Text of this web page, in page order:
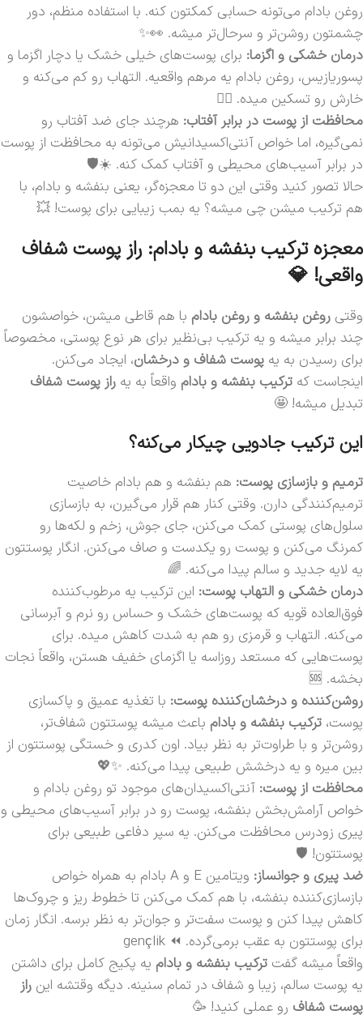
روغن بادام می‌تونه حسابی کمکتون کنه. با استفاده منظم، دور
چشمتون روشن‌تر و سرحال‌تر میشه. 👀✨
درمان خشکی و اگزما: برای پوست‌های خیلی خشک یا دچار اگزما و
پسوریازیس، روغن بادام یه مرهم واقعیه. التهاب رو کم می‌کنه و
خارش رو تسکین میده. 🧘‍♀️
محافظت از پوست در برابر آفتاب: هرچند جای ضد آفتاب رو
نمی‌گیره، اما خواص آنتی‌اکسیدانیش می‌تونه به محافظت از پوست
در برابر آسیب‌های محیطی و آفتاب کمک کنه. ☀️🛡️
حالا تصور کنید وقتی این دو تا معجزه‌گر، یعنی بنفشه و بادام، با
هم ترکیب میشن چی میشه؟ یه بمب زیبایی برای پوست! 💥
معجزه ترکیب بنفشه و بادام: راز پوست شفاف
واقعی! 💎
وقتی روغن بنفشه و روغن بادام با هم قاطی میشن، خواصشون
چند برابر میشه و یه ترکیب بی‌نظیر برای هر نوع پوستی، مخصوصاً
برای رسیدن به یه پوست شفاف و درخشان، ایجاد می‌کنن.
اینجاست که ترکیب بنفشه و بادام واقعاً به یه راز پوست شفاف
تبدیل میشه! 🤩
این ترکیب جادویی چیکار می‌کنه؟
ترمیم و بازسازی پوست: هم بنفشه و هم بادام خاصیت
ترمیم‌کنندگی دارن. وقتی کنار هم قرار می‌گیرن، به بازسازی
سلول‌های پوستی کمک می‌کنن، جای جوش، زخم و لکه‌ها رو
کمرنگ می‌کنن و پوست رو یکدست و صاف می‌کنن. انگار پوستتون
یه لایه جدید و سالم پیدا می‌کنه. 🌈
درمان خشکی و التهاب پوست: این ترکیب یه مرطوب‌کننده
فوق‌العاده قویه که پوست‌های خشک و حساس رو نرم و آبرسانی
می‌کنه. التهاب و قرمزی رو هم به شدت کاهش میده. برای
پوست‌هایی که مستعد روزاسه یا اگزمای خفیف هستن، واقعاً نجات
بخشه. 🆘
روشن‌کننده و درخشان‌کننده پوست: با تغذیه عمیق و پاکسازی
پوست، ترکیب بنفشه و بادام باعث میشه پوستتون شفاف‌تر،
روشن‌تر و با طراوت‌تر به نظر بیاد. اون کدری و خستگی پوستتون از
بین میره و یه درخشش طبیعی پیدا می‌کنه. ✨💖
محافظت از پوست: آنتی‌اکسیدان‌های موجود تو روغن بادام و
خواص آرامش‌بخش بنفشه، پوست رو در برابر آسیب‌های محیطی و
پیری زودرس محافظت می‌کنن. یه سپر دفاعی طبیعی برای
پوستتون! 🛡️
ضد پیری و جوانساز:
ویتامین E و A بادام به همراه خواص
بازسازی‌کننده بنفشه، با هم کمک می‌کنن تا خطوط ریز و چروک‌ها
کاهش پیدا کنن و پوست سفت‌تر و جوان‌تر به نظر برسه. انگار زمان
برای پوستتون به عقب برمی‌گرده. ⏪ gençlik
واقعاً میشه گفت ترکیب بنفشه و بادام یه پکیج کامل برای داشتن
یه پوست سالم، زیبا و شفاف در تمام سنینه. دیگه وقتشه این راز
پوست شفاف رو عملی کنید! 🥳